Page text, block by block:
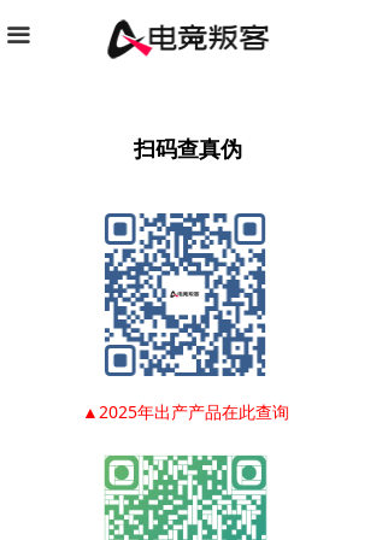
끀
扫码查真伪
▲2025年出产产品在此查询